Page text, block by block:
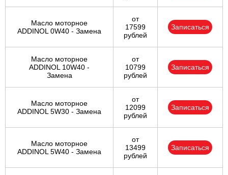
Масло моторное
ADDINOL 0W40 - Замена
от
17599
рублей
Записаться
Масло моторное
ADDINOL 10W40 -
Замена
от
10799
рублей
Записаться
Масло моторное
ADDINOL 5W30 - Замена
от
12099
рублей
Записаться
Масло моторное
ADDINOL 5W40 - Замена
от
13499
рублей
Записаться